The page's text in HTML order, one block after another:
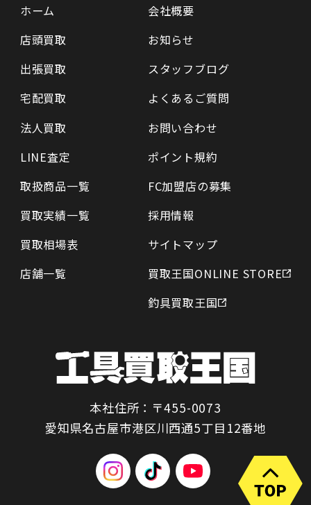
ホーム
店頭買取
出張買取
宅配買取
法人買取
LINE査定
取扱商品一覧
買取実績一覧
買取相場表
店舗一覧
会社概要
お知らせ
スタッフブログ
よくあるご質問
お問い合わせ
ポイント規約
FC加盟店の募集
採用情報
サイトマップ
買取王国ONLINE STORE
釣具買取王国
本社住所：〒455-0073
愛知県名古屋市港区川西通5丁目12番地